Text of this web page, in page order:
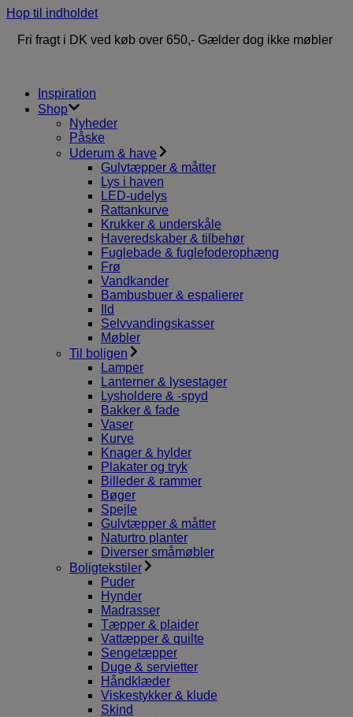
Hop til indholdet
Fri fragt i DK ved køb over 650,- Gælder dog ikke møbler
Inspiration
Shop
Nyheder
Påske
Uderum & have
Gulvtæpper & måtter
Lys i haven
LED-udelys
Rattankurve
Krukker & underskåle
Haveredskaber & tilbehør
Fuglebade & fuglefoderophæng
Frø
Vandkander
Bambusbuer & espalierer
Ild
Selvvandingskasser
Møbler
Til boligen
Lamper
Lanterner & lysestager
Lysholdere & -spyd
Bakker & fade
Vaser
Kurve
Knager & hylder
Plakater og tryk
Billeder & rammer
Bøger
Spejle
Gulvtæpper & måtter
Naturtro planter
Diverser småmøbler
Boligtekstiler
Puder
Hynder
Madrasser
Tæpper & plaider
Vattæpper & quilte
Sengetæpper
Duge & servietter
Håndklæder
Viskestykker & klude
Skind